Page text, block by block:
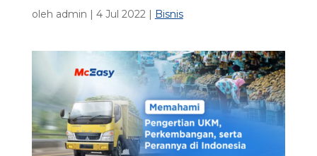
oleh admin | 4 Jul 2022| Bisnis